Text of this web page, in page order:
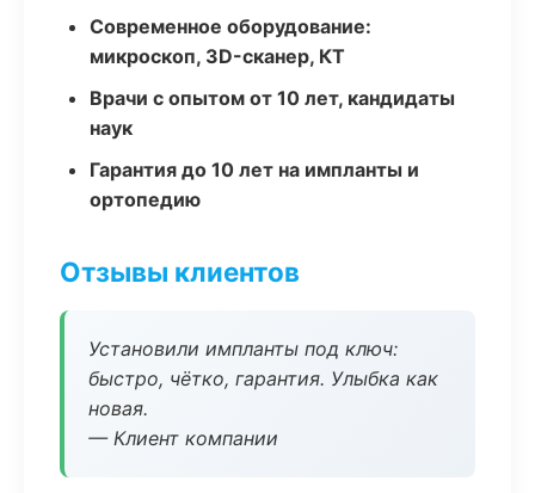
Современное оборудование:
микроскоп, 3D-сканер, КТ
Врачи с опытом от 10 лет, кандидаты
наук
Гарантия до 10 лет на импланты и
ортопедию
Отзывы клиентов
Установили импланты под ключ:
быстро, чётко, гарантия. Улыбка как
новая.
— Клиент компании